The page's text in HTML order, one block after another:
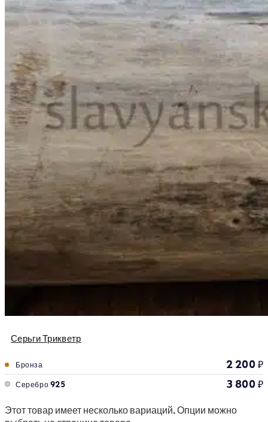
Серьги Трикветр
Бронза 2 200₽
Серебро 925 3 800₽
Этот товар имеет несколько вариаций. Опции можно